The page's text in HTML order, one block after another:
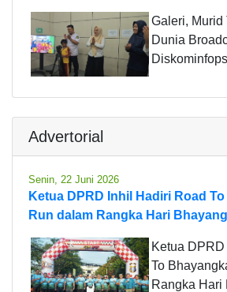
Galeri, Murid
Dunia
Advertorial
Senin, 22 Juni 2026
Ketua DPRD Inhil Hadiri Road
Run dalam Rangka Hari
Ketua
To
Rangka Hari